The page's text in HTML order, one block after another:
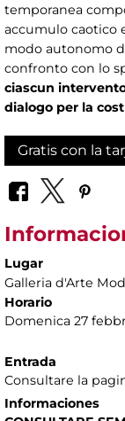
temporanea
accumulo caotico
modo autonomo
confronto con lo
ciascun
dialogo per la
Gratis con la
Lugar
Galleria d'Arte
Horario
Domenica 27
Entrada
Consultare la
Informaciones